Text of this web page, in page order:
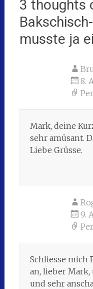
3 thoughts
musste ja
8.
Mark, deine
sehr amüsant.
Liebe Grüsse.
9.
Schliesse mich
an, lieber
und sehr